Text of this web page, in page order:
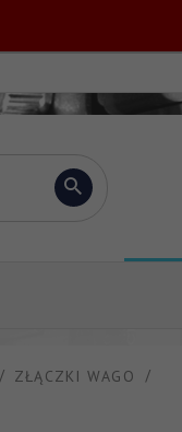
ZŁĄCZKI WAGO